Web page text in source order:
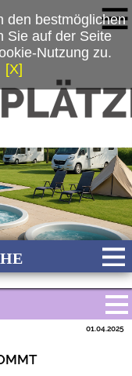
01.04.2025
den bestmöglichen
Sie auf der Seite
Nutzung zu.
[X]